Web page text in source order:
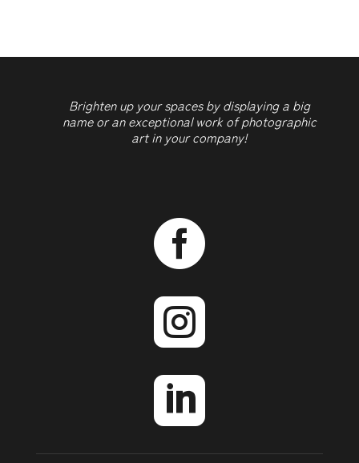
Brighten up your spaces by displaying a big
name or an exceptional work of photographic
art in your company!


